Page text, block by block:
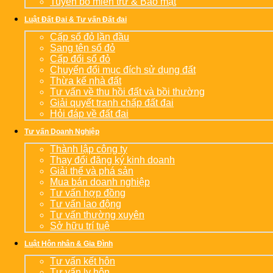
Luật Đất Đai & Tư vấn Đất đai
Cấp sổ đỏ lần đầu
Sang tên sổ đỏ
Cấp đổi sổ đỏ
Chuyển đổi mục đích sử dụng đất
Thừa kế nhà đất
Tư vấn về thu hồi đất và bồi thường
Giải quyết tranh chấp đất đai
Hỏi đáp về đất đai
Tư vấn Doanh Nghiệp
Thành lập công ty
Thay đổi đăng ký kinh doanh
Giải thể và phá sản
Mua bán doanh nghiệp
Tư vấn hợp đồng
Tư vấn lao động
Tư vấn thường xuyên
Sở hữu trí tuệ
Luật Hôn nhân & Gia Đình
Tư vấn kết hôn